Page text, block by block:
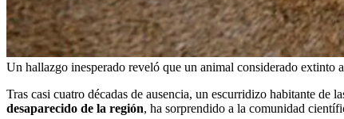
Un hallazgo inesperado reveló que un animal considerado extinto
Tras casi cuatro décadas de ausencia, un escurridizo habitante de
desaparecido de la región, ha sorprendido a la comunidad